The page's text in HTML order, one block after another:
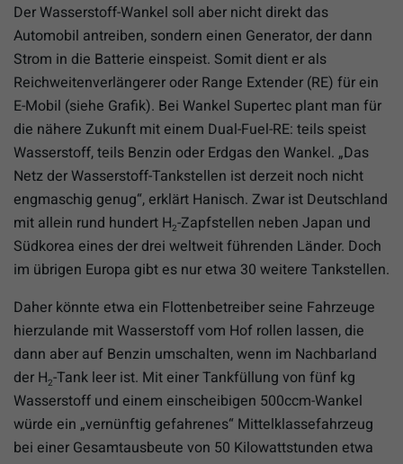
Der Wasserstoff-Wankel soll aber nicht direkt das
Automobil antreiben, sondern einen Generator, der dann
Strom in die Batterie einspeist. Somit dient er als
Reichweitenverlängerer oder Range Extender (RE) für ein
E-Mobil (siehe Grafik). Bei Wankel Supertec plant man für
die nähere Zukunft mit einem Dual-Fuel-RE: teils speist
Wasserstoff, teils Benzin oder Erdgas den Wankel. „Das
Netz der Wasserstoff-Tankstellen ist derzeit noch nicht
engmaschig genug“, erklärt Hanisch. Zwar ist Deutschland
mit allein rund hundert H2-Zapfstellen neben Japan und
Südkorea eines der drei weltweit führenden Länder. Doch
im übrigen Europa gibt es nur etwa 30 weitere Tankstellen.
Daher könnte etwa ein Flottenbetreiber seine Fahrzeuge
hierzulande mit Wasserstoff vom Hof rollen lassen, die
dann aber auf Benzin umschalten, wenn im Nachbarland
der H2-Tank leer ist. Mit einer Tankfüllung von fünf kg
Wasserstoff und einem einscheibigen 500ccm-Wankel
würde ein „vernünftig gefahrenes“ Mittelklassefahrzeug
bei einer Gesamtausbeute von 50 Kilowattstunden etwa